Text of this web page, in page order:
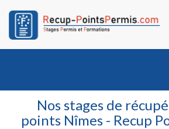
Nos stages de
points Nîmes - Recup